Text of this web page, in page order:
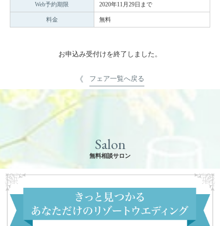
Web予約期限 2020年11月29日まで
料金 無料
お申込み受付けを終了しました。
フェア一覧へ戻る
Salon
無料相談サロン